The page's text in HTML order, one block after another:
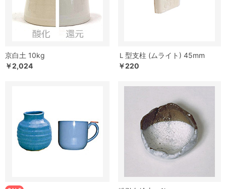
京白土 10kg
￥2,024
Ｌ型支柱 (ムライト) 45mm
￥220